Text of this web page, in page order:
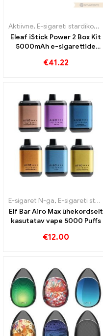
Aktiivne, E-sigareti stardikomplekt
Eleaf iStick Power 2 Box Kit
5000mAh e-sigarettide
€41.22
E-sigaret N-ga, E-sigareti stardikomplekt
Elf Bar Airo Max ühekordselt
kasutatav vape 5000 Puffs
€12.00